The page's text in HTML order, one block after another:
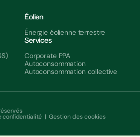
Éolien
Énergie éolienne terrestre
Services
Corporate PPA
Autoconsommation
Autoconsommation collective
confidentialité | Gestion des cookies